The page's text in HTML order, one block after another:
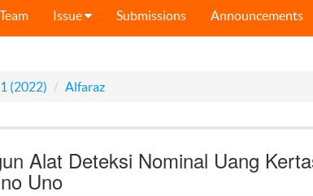
Issue Submissions Announcements
(2022) Alfaraz
Alat Deteksi Nominal Uang
Uno